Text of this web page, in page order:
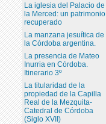
La iglesia del Palacio de
la Merced: un patrimonio
recuperado
La manzana jesuítica de
la Córdoba argentina.
La presencia de Mateo
Inurria en Córdoba.
Itinerario 3º
La titularidad de la
propiedad de la Capilla
Real de la Mezquita-
Catedral de Córdoba
(Siglo XVII)